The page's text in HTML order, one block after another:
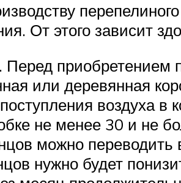
От этого зависит
Перед приобретением
или деревянная
воздуха
не менее 30 и не
можно
нужно будет